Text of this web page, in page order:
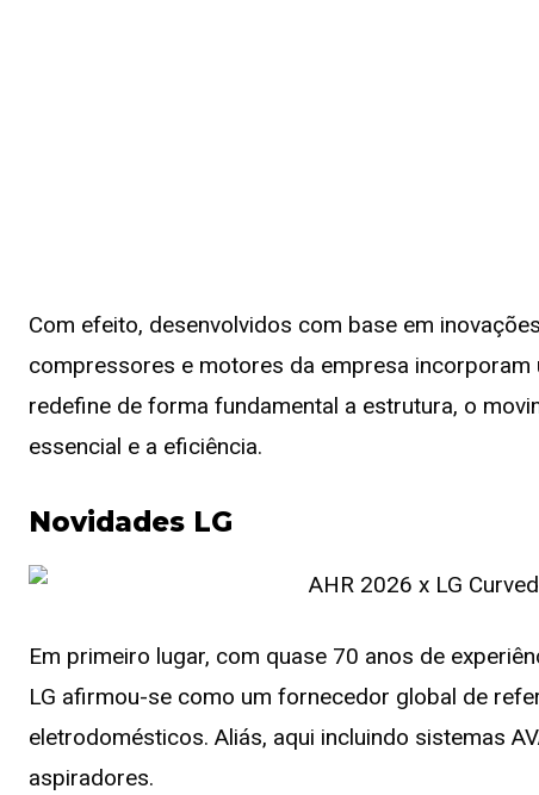
Com efeito, desenvolvidos com base em
compressores e motores da empresa
redefine de forma fundamental a estrutura, o
essencial e a eficiência.
Novidades LG
Em primeiro lugar, com quase 70 anos de
LG afirmou-se como um fornecedor global de
eletrodomésticos. Aliás, aqui incluindo sistemas
aspiradores.